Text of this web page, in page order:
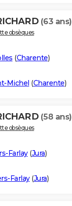
(63 ans)
obsèques
(Charente)
Michel (Charente)
(58 ans)
obsèques
Farlay(Jura)
Farlay(Jura)